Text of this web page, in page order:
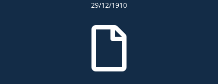
29/12/1910
